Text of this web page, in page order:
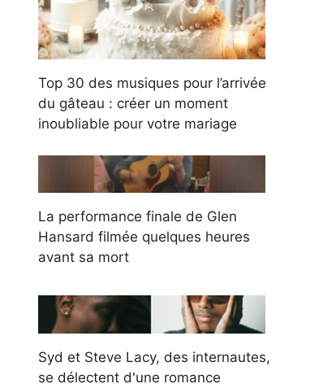
Top 30 des musiques pour l’arrivée
du gâteau : créer un moment
inoubliable pour votre mariage
La performance finale de Glen
Hansard filmée quelques heures
avant sa mort
Syd et Steve Lacy, des internautes,
se délectent d'une romance